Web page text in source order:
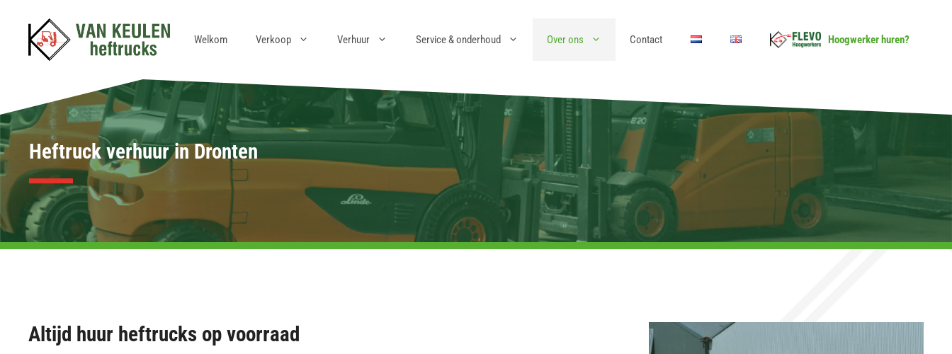
Welkom Verkoop Verhuur Service & onderhoud Over ons Contact Hoogwerker huren?
Heftruck verhuur in Dronten
Altijd huur heftrucks op voorraad